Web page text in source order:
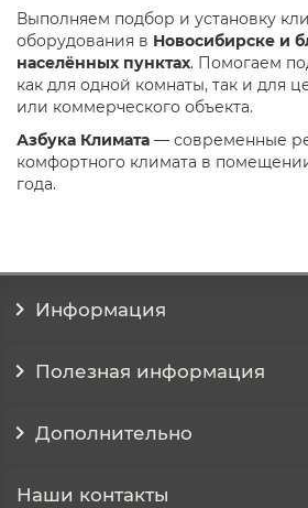
Выполняем подбор и установку
оборудования в Новосибирске и
населённых пунктах. Помогаем
как для одной комнаты, так и для
или коммерческого объекта.
Азбука Климата — современные
комфортного климата в
года.
Информация
Полезная информация
Дополнительно
Наши контакты